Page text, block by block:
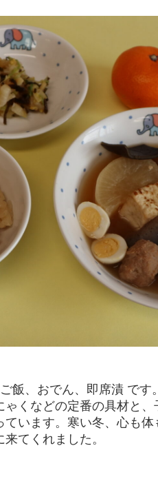
飯、おでん、即席漬 です
くなどの定番の具材と、
います。寒い冬、心も体
てくれました。